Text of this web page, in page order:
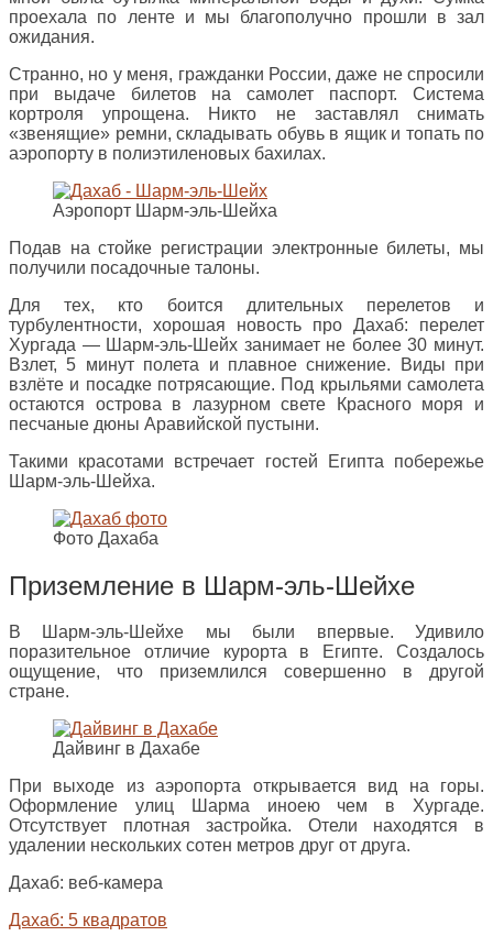
проехала по ленте и мы благополучно прошли в зал
ожидания.
Странно, но у меня, гражданки России, даже не спросили
при выдаче билетов на самолет паспорт. Система
кортроля упрощена. Никто не заставлял снимать
«звенящие» ремни, складывать обувь в ящик и топать по
аэропорту в полиэтиленовых бахилах.
Аэропорт Шарм-эль-Шейха
Подав на стойке регистрации электронные билеты, мы
получили посадочные талоны.
Для тех, кто боится длительных перелетов и
турбулентности, хорошая новость про Дахаб: перелет
Хургада — Шарм-эль-Шейх занимает не более 30 минут.
Взлет, 5 минут полета и плавное снижение. Виды при
взлёте и посадке потрясающие. Под крыльями самолета
остаются острова в лазурном свете Красного моря и
песчаные дюны Аравийской пустыни.
Такими красотами встречает гостей Египта побережье
Шарм-эль-Шейха.
Фото Дахаба
Приземление в Шарм-эль-Шейхе
В Шарм-эль-Шейхе мы были впервые. Удивило
поразительное отличие курорта в Египте. Создалось
ощущение, что приземлился совершенно в другой
стране.
Дайвинг в Дахабе
При выходе из аэропорта открывается вид на горы.
Оформление улиц Шарма иноею чем в Хургаде.
Отсутствует плотная застройка. Отели находятся в
удалении нескольких сотен метров друг от друга.
Дахаб: веб-камера
Дахаб: 5 квадратов